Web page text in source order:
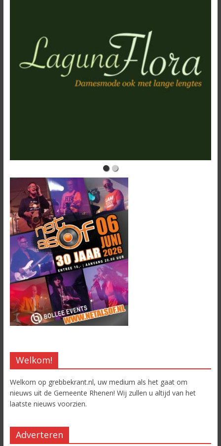
Welkom!
Welkom op grebbekrant.nl, uw medium als het gaat om
nieuws uit de Gemeente Rhenen! Wij zullen u altijd van het
laatste nieuws voorzien.
Adverteren